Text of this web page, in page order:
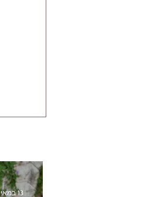
13 במאי 2024